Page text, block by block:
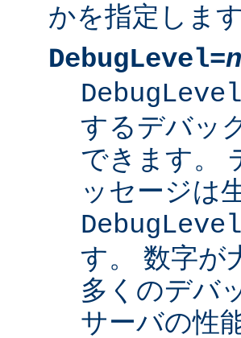
かを指定します
DebugLevel=n
DebugLevel
するデバッ
できます。
ッセージは
す。 数字が
多くのデバ
サーバの性